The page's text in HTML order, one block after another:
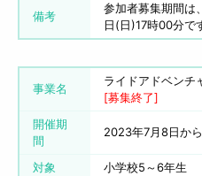
備考
参加者募集期間は
日(日)17時00分で
事業名
ライドアドベンチ
[募集終了]
開催期
間
2023年7月8日か
対象
小学校5～6年生